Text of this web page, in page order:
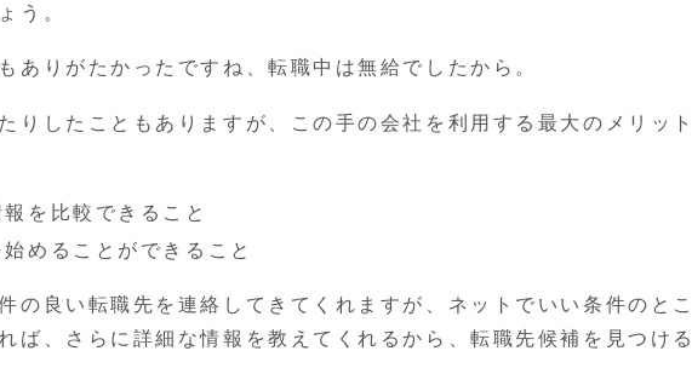
う。
ありがたかったですね、転職中は無給でしたから。
りしたこともありますが、この手の会社を利用する最大のメリット
を比較できること
めることができること
の良い転職先を連絡してきてくれますが、ネットでいい条件のとこ
ば、さらに詳細な情報を教えてくれるから、転職先候補を見つける